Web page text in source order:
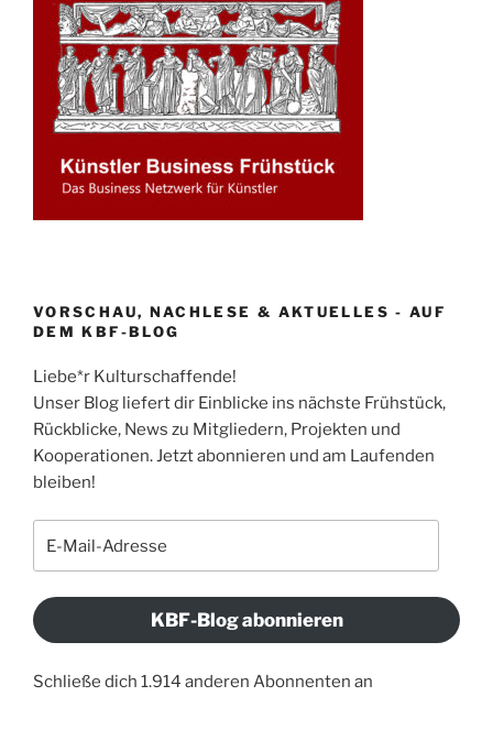
VORSCHAU, NACHLESE & AKTUELLES - AUF
DEM KBF-BLOG
Liebe*r Kulturschaffende!
Unser Blog liefert dir Einblicke ins nächste Frühstück,
Rückblicke, News zu Mitgliedern, Projekten und
Kooperationen. Jetzt abonnieren und am Laufenden
bleiben!
KBF-Blog abonnieren
Schließe dich 1.914 anderen Abonnenten an